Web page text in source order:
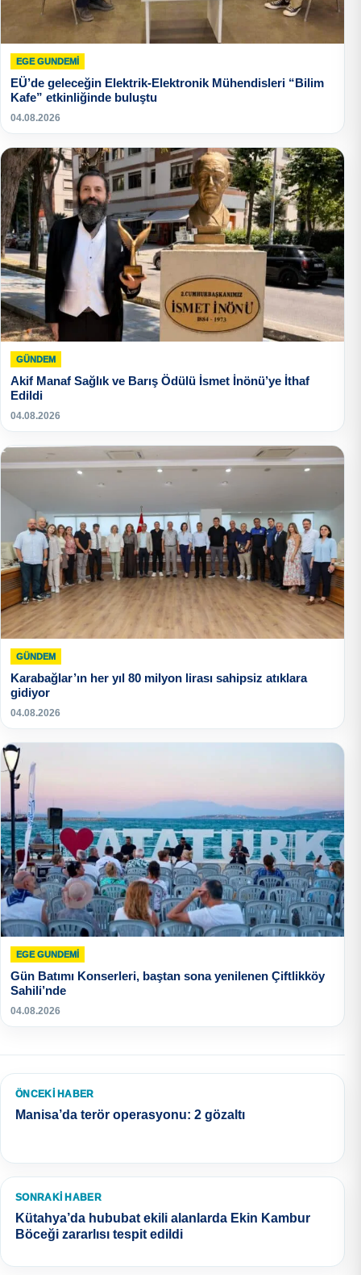
EGE GUNDEMİ
EÜ’de geleceğin Elektrik-Elektronik Mühendisleri “Bilim
Kafe” etkinliğinde buluştu
04.08.2026
GÜNDEM
Akif Manaf Sağlık ve Barış Ödülü İsmet İnönü’ye İthaf
Edildi
04.08.2026
GÜNDEM
Karabağlar’ın her yıl 80 milyon lirası sahipsiz atıklara
gidiyor
04.08.2026
EGE GUNDEMİ
Gün Batımı Konserleri, baştan sona yenilenen Çiftlikköy
Sahili’nde
04.08.2026
ÖNCEKI HABER
Manisa’da terör operasyonu: 2 gözaltı
SONRAKI HABER
Kütahya’da hububat ekili alanlarda Ekin Kambur
Böceği zararlısı tespit edildi